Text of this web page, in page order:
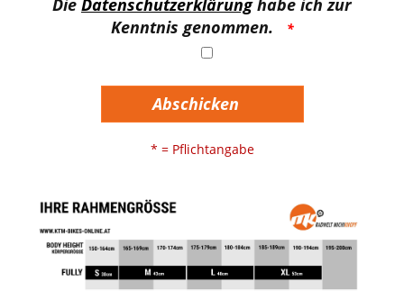
Kenntnis genommen.
Abschicken
* = Pflichtangabe